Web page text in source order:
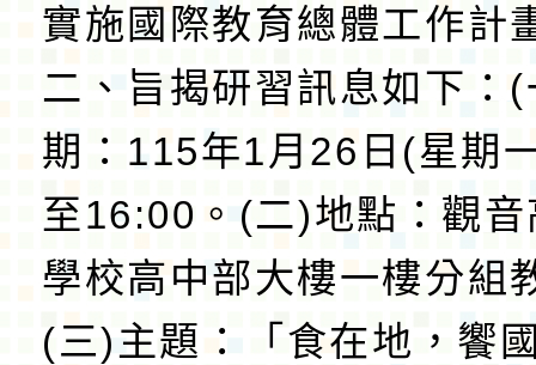
實施國際教育總體工作計
二、旨揭研習訊息如下：
期：115年1月26日(星期
至16:00。(二)地點：觀
學校高中部大樓一樓分組
(三)主題：「食在地，饗